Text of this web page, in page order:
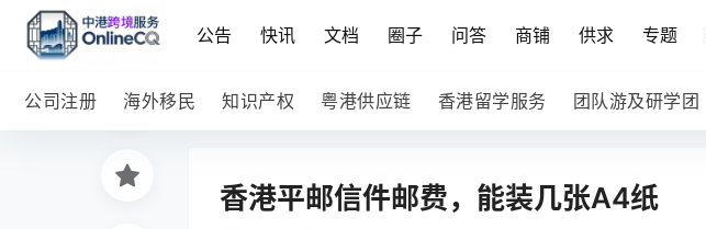
公告 快讯 文档 圈子 问答 商铺 供求 专题
公司注册 海外移民 知识产权 粤港供应链 香港留学服务 团队游及研学团
香港平邮信件邮费，能装几张A4纸